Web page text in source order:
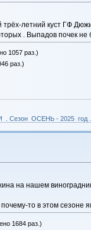
летний куст ГФ
. Выпадов почек
1057 раз.)
раз.)
. Сезон ОСЕНЬ - 2025 год .
на нашем
то в этом сезоне
1684 раз.)